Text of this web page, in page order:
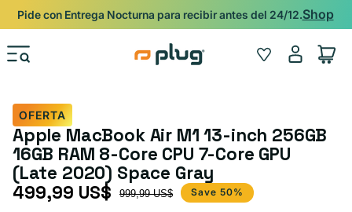
Ir al contenido
Pide con Entrega Nocturna para recibir antes del 24/12.Shop
Wishlist
Iniciar
sesión
Carrito
OFERTA
Apple MacBook Air M1 13-inch 256GB
16GB RAM 8-Core CPU 7-Core GPU
(Late 2020) Space Gray
Precio de oferta
499,99 US$
Precio habitual 999,99 US$ Save 50%